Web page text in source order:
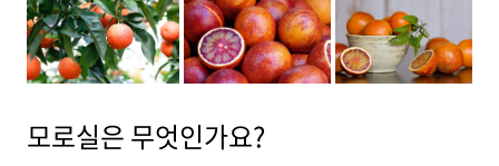
모로실은 무엇인가요?